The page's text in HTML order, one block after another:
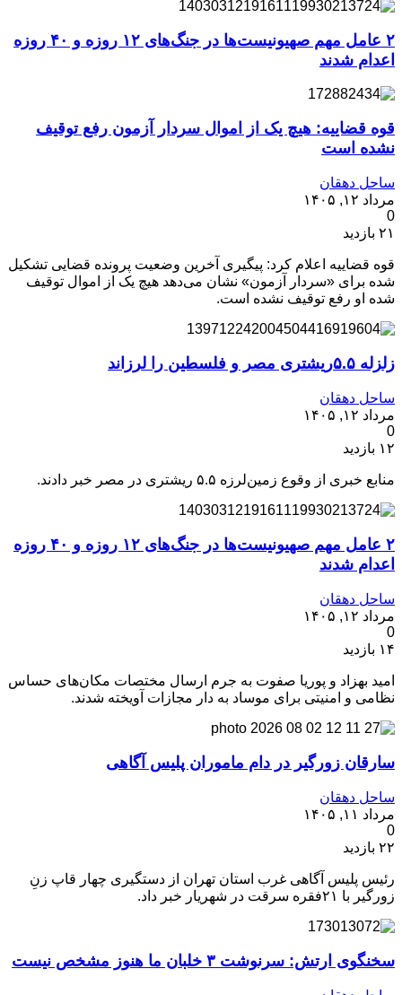
۲ عامل مهم صهیونیست‌ها در جنگ‌های ۱۲ روزه و ۴۰ روزه
اعدام شدند
قوه قضاییه: هیچ یک از اموال سردار آزمون رفع توقیف
نشده است
ساحل دهقان
مرداد ۱۲, ۱۴۰۵
0
۲۱ بازدید
قوه قضاییه اعلام کرد: پیگیری آخرین وضعیت پرونده قضایی تشکیل
شده برای «سردار آزمون» نشان می‌دهد هیچ یک از اموال توقیف
شده او رفع توقیف نشده است.
زلزله ۵.۵ریشتری مصر و فلسطین را لرزاند
ساحل دهقان
مرداد ۱۲, ۱۴۰۵
0
۱۲ بازدید
منابع خبری از وقوع زمین‌لرزه ۵.۵ ریشتری در مصر خبر دادند.
۲ عامل مهم صهیونیست‌ها در جنگ‌های ۱۲ روزه و ۴۰ روزه
اعدام شدند
ساحل دهقان
مرداد ۱۲, ۱۴۰۵
0
۱۴ بازدید
امید بهزاد و پوریا صفوت به جرم ارسال مختصات مکان‌های حساس
نظامی و امنیتی برای موساد به دار مجازات آویخته شدند.
سارقان زورگیر در دام ماموران پلیس آگاهی
ساحل دهقان
مرداد ۱۱, ۱۴۰۵
0
۲۲ بازدید
رئیس پلیس آگاهی غرب استان تهران از دستگیری چهار قاپ زنِ
زورگیر با ۲۱فقره سرقت در شهریار خبر داد.
سخنگوی ارتش: سرنوشت ۳ خلبان ما هنوز مشخص نیست